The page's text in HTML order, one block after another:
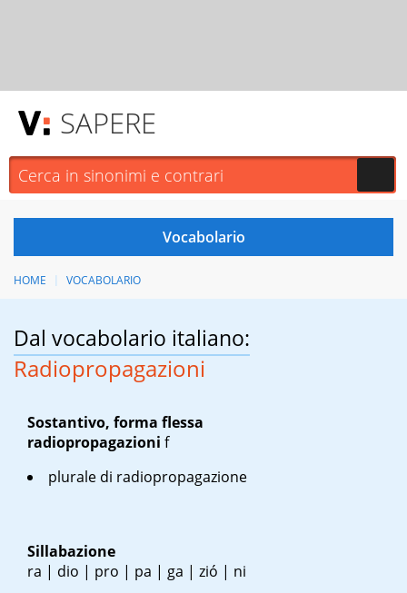
SAPERE
HOME VOCABOLARIO
Dal vocabolario italiano:
Radiopropagazioni
Sostantivo, forma flessa
radiopropagazioni f
plurale di radiopropagazione
Sillabazione
ra | dio | pro | pa | ga | zió | ni